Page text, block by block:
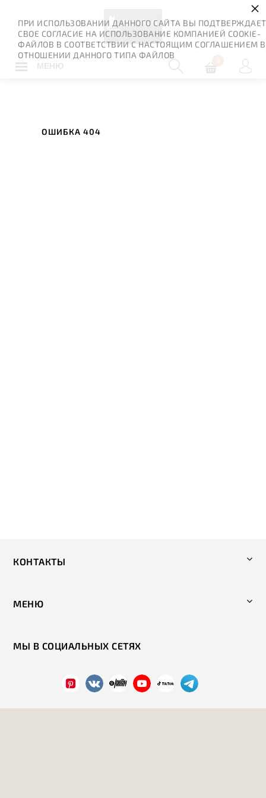
МЕНЮ
ОШИБКА 404
КОНТАКТЫ
МЕНЮ
МЫ В СОЦИАЛЬНЫХ СЕТЯХ
ПРИ ИСПОЛЬЗОВАНИИ ДАННОГО САЙТА ВЫ
СВОЕ СОГЛАСИЕ НА ИСПОЛЬЗОВАНИЕ КОМПАНИЕЙ COOKIE-
ФАЙЛОВ В СООТВЕТСТВИИ С НАСТОЯЩИМ СОГЛАШЕНИЕМ В
ОТНОШЕНИИ ДАННОГО ТИПА ФАЙЛОВ
×